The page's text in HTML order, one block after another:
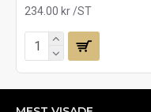
234.00 kr /ST